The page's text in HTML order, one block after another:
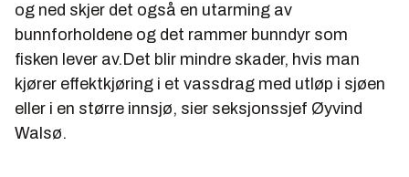
og ned skjer det også en utarming av
bunnforholdene og det rammer bunndyr som
fisken lever av.Det blir mindre skader, hvis man
kjører effektkjøring i et vassdrag med utløp i sjøen
eller i en større innsjø, sier seksjonssjef Øyvind
Walsø.